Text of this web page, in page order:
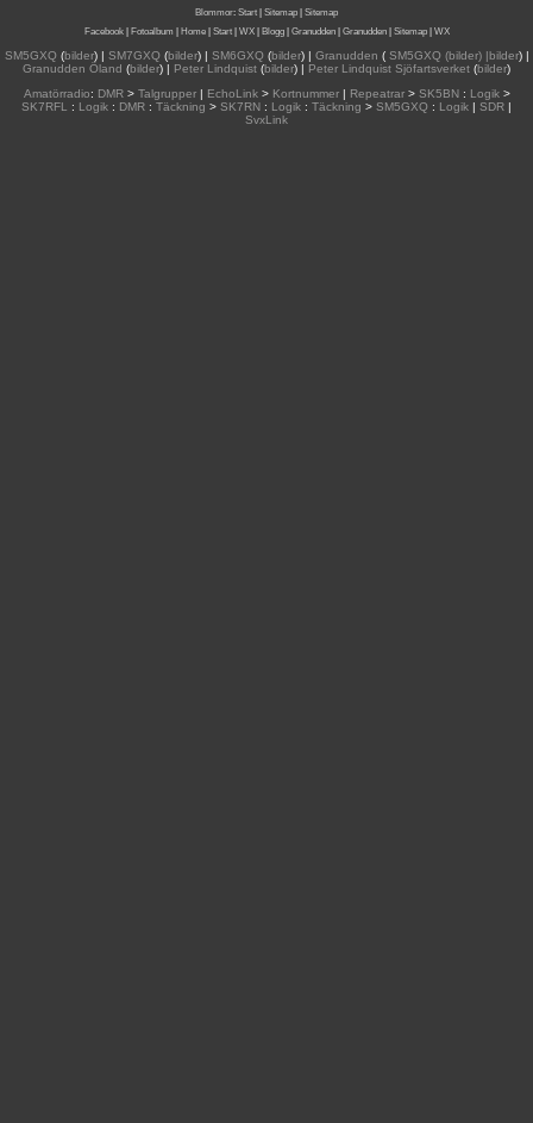
Blommor: Start Sitemap
Sitemap
Facebook| Fotoalbum Home| Start| WX| Blogg| Granudden| Granudden| Sitemap| WX
SM5GXQ(bilder) | SM7GXQ(bilder) | SM6GXQ(bilder) | Granudden (SM5GXQ (bilder) |bilder) |
Granudden Öland (bilder) | Peter Lindquist (bilder) | Peter Lindquist Sjöfartsverket (bilder)
Amatörradio: DMR> Talgrupper| EchoLink> Kortnummer| Repeatrar> SK5BN: Logik>
SK7RFL
: Logik : DMR : Täckning > SK7RN : Logik : Täckning > SM5GXQ : Logik | SDR |
SvxLink